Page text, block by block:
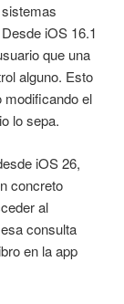
iOS 16.1
que una
alguno. Esto
modificando el
lo sepa.
iOS 26,
concreto
al
consulta
en la app